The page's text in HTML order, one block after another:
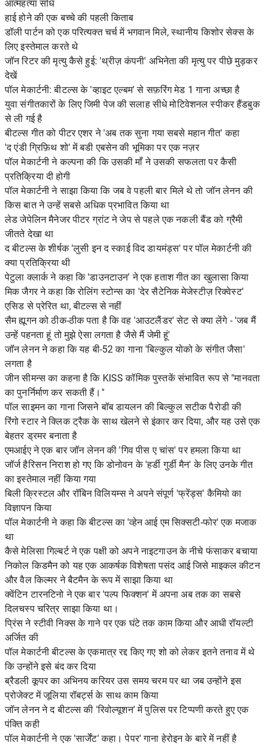
आत्महत्या संधि
हाई होने की एक बच्चे की पहली किताब
डॉली पार्टन को एक परित्यक्त चर्च में भगवान मिले, स्थानीय किशोर सेक्स के
लिए इस्तेमाल करते थे
जॉन रिटर की मृत्यु कैसे हुई: 'थ्रीज़ कंपनी' अभिनेता की मृत्यु पर पीछे मुड़कर
देखें
पॉल मेकार्टनी: बीटल्स के 'व्हाइट एल्बम' से सफ़रिंग मेड 1 गाना अच्छा है
युवा संगीतकारों के लिए जिमी पेज की सलाह सीधे मोटिवेशनल स्पीकर हैंडबुक
से ली गई है
बीटल्स गीत को पीटर एशर ने 'अब तक सुना गया सबसे महान गीत' कहा
'द एंडी ग्रिफ़िथ शो' में बडी एबसेन की भूमिका पर एक नज़र
पॉल मेकार्टनी ने कल्पना की कि उसकी माँ ने उसकी सफलता पर कैसी
प्रतिक्रिया दी होगी
पॉल मेकार्टनी ने साझा किया कि जब वे पहली बार मिले थे तो जॉन लेनन की
किस बात ने उन्हें सबसे अधिक प्रभावित किया था
लेड जेपेलिन मैनेजर पीटर ग्रांट ने जेप से पहले एक नकली बैंड को ग्रैमी
जीतते देखा था
द बीटल्स के शीर्षक 'लुसी इन द स्काई विद डायमंड्स' पर पॉल मेकार्टनी की
क्या प्रतिक्रिया थी
पेटुला क्लार्क ने कहा कि 'डाउनटाउन' ने एक हताश गीत का खुलासा किया
मिक जैगर ने कहा कि रोलिंग स्टोन्स का 'देर सैटेनिक मेजेस्टीज़ रिक्वेस्ट'
एसिड से प्रेरित था, बीटल्स से नहीं
सैम ह्यूगन को ठीक-ठीक पता है कि वह 'आउटलैंडर' सेट से क्या लेंगे - 'जब मैं
उन्हें पहनता हूं तो मुझे ऐसा लगता है जैसे मैं जेमी हूं'
जॉन लेनन ने कहा कि यह बी-52 का गाना 'बिल्कुल योको के संगीत जैसा'
लगता है
जीन सीमन्स का कहना है कि KISS कॉमिक पुस्तकें संभावित रूप से "मानवता
का पुनर्निर्माण कर सकती हैं।"
पॉल साइमन का गाना जिसने बॉब डायलन की बिल्कुल सटीक पैरोडी की
रिंगो स्टार ने क्लिक ट्रैक के साथ खेलने से इंकार कर दिया, और यह उसे एक
बेहतर ड्रमर बनाता है
एमआईए ने एक बार जॉन लेनन की 'गिव पीस ए चांस' पर हमला किया था
जॉर्ज हैरिसन निराश हो गए कि डोनोवन के 'हर्डी गुर्डी मैन' के लिए उनके गीत
का इस्तेमाल नहीं किया गया
बिली क्रिस्टल और रॉबिन विलियम्स ने अपने संपूर्ण 'फ्रेंड्स' कैमियो का
विज्ञापन किया
पॉल मेकार्टनी ने कहा कि बीटल्स का 'व्हेन आई एम सिक्सटी-फोर' एक मजाक
था
कैसे मेलिसा गिल्बर्ट ने एक पक्षी को अपने नाइटगाउन के नीचे फंसाकर बचाया
निकोल किडमैन को यह एक आकर्षक विशेषता पसंद आई जिसे माइकल कीटन
और वैल किल्मर ने बैटमैन के रूप में साझा किया था
क्वेंटिन टारनटिनो ने एक बार 'पल्प फिक्शन' में अपना अब तक का सबसे
दिलचस्प चरित्र साझा किया था।
प्रिंस ने स्टीवी निक्स के गाने पर एक घंटे तक काम किया और आधी रॉयल्टी
अर्जित की
पॉल मेकार्टनी बीटल्स के एकमात्र रद्द किए गए शो को लेकर इतने तनाव में थे
कि उन्होंने इसे बंद कर दिया
ब्रैडली कूपर का अभिनय करियर उस समय चरम पर था जब उन्होंने इस
प्रोजेक्ट में जूलिया रॉबर्ट्स के साथ काम किया
जॉन लेनन ने द बीटल्स की 'रिवोल्यूशन' में पुलिस पर टिप्पणी करते हुए एक
पंक्ति कही
पॉल मेकार्टनी ने एक 'सार्जेंट' कहा। पेपर' गाना हेरोइन के बारे में नहीं है